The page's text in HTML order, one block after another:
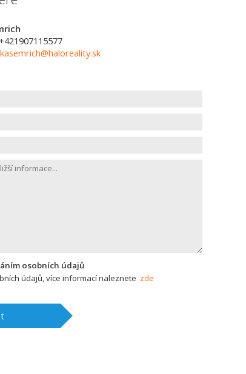
osobních údajů
údajů, více informací naleznete zde